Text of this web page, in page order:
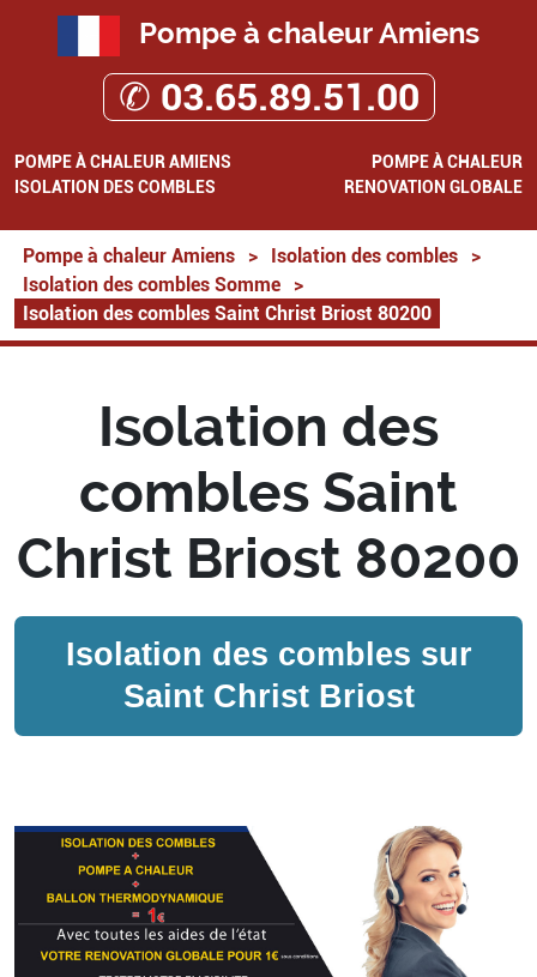
Pompe à chaleur Amiens
✆ 03.65.89.51.00
POMPE À CHALEUR AMIENS
POMPE À CHALEUR
ISOLATION DES COMBLES
RENOVATION GLOBALE
Pompe à chaleur Amiens > Isolation des combles
>
Isolation des combles Somme
>
Isolation des combles Saint Christ Briost 80200
Isolation des
combles Saint
Christ Briost 80200
Isolation des combles sur
Saint Christ Briost